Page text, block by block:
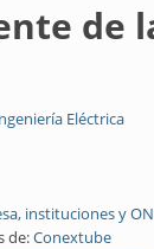
de
Eléctrica
instituciones y
de:Conextube